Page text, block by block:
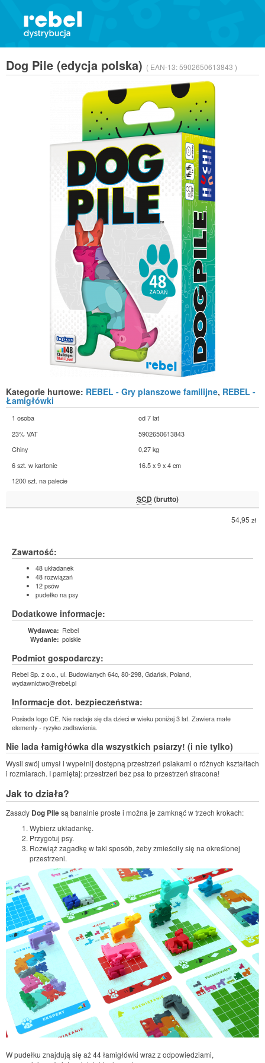
Dog Pile (edycja polska) ( EAN-13:5902650613843 )
Kategorie hurtowe: REBEL - Gry planszowe familijne, REBEL -
Łamigłówki
1 osoba
od 7 lat
23% VAT
5902650613843
Chiny
0,27 kg
6 szt. w kartonie
16.5 x 9 x 4 cm
1200 szt. na palecie
SCD (brutto)
54,95 zł
Zawartość:
48 układanek
48 rozwiązań
12 psów
pudełko na psy
Dodatkowe informacje:
Wydawca: Rebel
Wydanie: polskie
Podmiot gospodarczy:
Rebel Sp. z o.o., ul. Budowlanych 64c, 80-298, Gdańsk, Poland,
wydawnictwo@rebel.pl
Informacje dot. bezpieczeństwa:
Posiada logo CE. Nie nadaje się dla dzieci w wieku poniżej 3 lat. Zawiera małe
elementy - ryzyko zadławienia.
Nie lada łamigłówka dla wszystkich psiarzy! (i nie tylko)
Wysil swój umysł i wypełnij dostępną przestrzeń psiakami o różnych kształtach
i rozmiarach. I pamiętaj: przestrzeń bez psa to przestrzeń stracona!
Jak to działa?
Zasady Dog Pilesą banalnie proste i można je zamknąć w trzech krokach:
Wybierz układankę.
Przygotuj psy.
Rozwiąż zagadkę w taki sposób, żeby zmieściły się na określonej
przestrzeni.
W pudełku znajdują się aż 44 łamigłówki wraz z odpowiedziami,